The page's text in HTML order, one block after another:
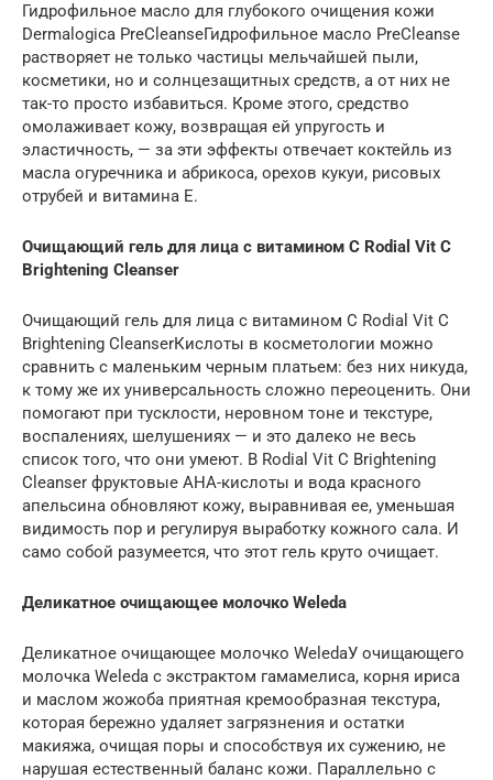
Гидрофильное масло для глубокого очищения кожи
Dermalogica PreCleanseГидрофильное масло PreCleanse
растворяет не только частицы мельчайшей пыли,
косметики, но и солнцезащитных средств, а от них не
так-то просто избавиться. Кроме этого, средство
омолаживает кожу, возвращая ей упругость и
эластичность, — за эти эффекты отвечает коктейль из
масла огуречника и абрикоса, орехов кукуи, рисовых
отрубей и витамина Е.
Очищающий гель для лица с витамином С Rodial Vit C
Brightening Cleanser
Очищающий гель для лица с витамином С Rodial Vit C
Brightening CleanserКислоты в косметологии можно
сравнить с маленьким черным платьем: без них никуда,
к тому же их универсальность сложно переоценить. Они
помогают при тусклости, неровном тоне и текстуре,
воспалениях, шелушениях — и это далеко не весь
список того, что они умеют. В Rodial Vit C Brightening
Cleanser фруктовые АНА-кислоты и вода красного
апельсина обновляют кожу, выравнивая ее, уменьшая
видимость пор и регулируя выработку кожного сала. И
само собой разумеется, что этот гель круто очищает.
Деликатное очищающее молочко Weleda
Деликатное очищающее молочко WeledaУ очищающего
молочка Weleda с экстрактом гамамелиса, корня ириса
и маслом жожоба приятная кремообразная текстура,
которая бережно удаляет загрязнения и остатки
макияжа, очищая поры и способствуя их сужению, не
нарушая естественный баланс кожи. Параллельно с